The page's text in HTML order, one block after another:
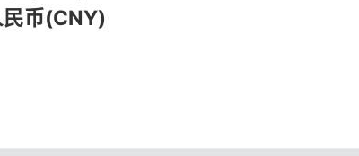
民币(CNY)